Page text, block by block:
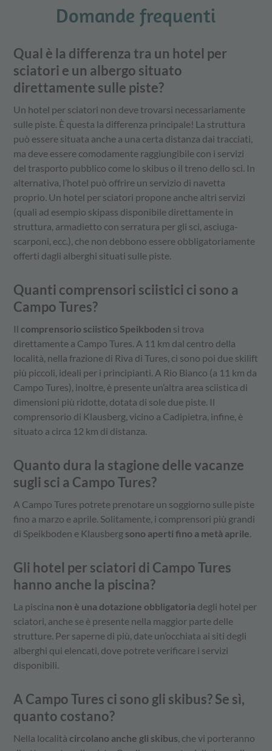
Domande frequenti
Qual è la differenza tra un hotel per
sciatori e un albergo situato
direttamente sulle piste?
Un hotel per sciatori non deve trovarsi necessariamente
sulle piste. È questa la differenza principale! La struttura
può essere situata anche a una certa distanza dai tracciati,
ma deve essere comodamente raggiungibile con i servizi
del trasporto pubblico come lo skibus o il treno dello sci. In
alternativa, l’hotel può offrire un servizio di navetta
proprio. Un hotel per sciatori propone anche altri servizi
(quali ad esempio skipass disponibile direttamente in
struttura, armadietto con serratura per gli sci, asciuga-
scarponi, ecc.), che non debbono essere obbligatoriamente
offerti dagli alberghi situati sulle piste.
Quanti comprensori sciistici ci sono a
Campo Tures?
Il comprensorio sciistico Speikboden si trova
direttamente a Campo Tures. A 11 km dal centro della
località, nella frazione di Riva di Tures, ci sono poi due skilift
più piccoli, ideali per i principianti. A Rio Bianco (a 11 km da
Campo Tures), inoltre, è presente un’altra area sciistica di
dimensioni più ridotte, dotata di sole due piste. Il
comprensorio di Klausberg, vicino a Cadipietra, infine, è
situato a circa 12 km di distanza.
Quanto dura la stagione delle vacanze
sugli sci a Campo Tures?
A Campo Tures potrete prenotare un soggiorno sulle piste
fino a marzo e aprile. Solitamente, i comprensori più grandi
di Speikboden e Klausberg sono aperti fino a metà aprile.
Gli hotel per sciatori di Campo Tures
hanno anche la piscina?
La piscina non è una dotazione obbligatoria degli hotel per
sciatori, anche se è presente nella maggior parte delle
strutture. Per saperne di più, date un’occhiata ai siti degli
alberghi qui elencati, dove potrete verificare i servizi
disponibili.
A Campo Tures ci sono gli skibus? Se sì,
quanto costano?
Nella località circolano anche gli skibus, che vi porteranno